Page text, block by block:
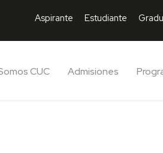
Aspirante Estudiante
CUC Admisiones